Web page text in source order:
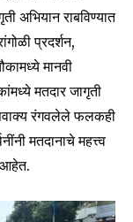
अभियान राबविण्यात
प्रदर्शन,
मानवी
मतदार जागृती
रंगवलेले फलकही
मतदानाचे महत्त्व
आहेत.